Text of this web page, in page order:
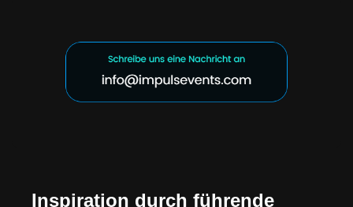
Inspiration durch führende